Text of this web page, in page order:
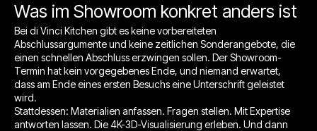
Was im Showroom konkret anders ist
Bei di Vinci Kitchen gibt es keine vorbereiteten
Abschlussargumente und keine zeitlichen Sonderangebote, die
einen schnellen Abschluss erzwingen sollen. Der Showroom-
Termin hat kein vorgegebenes Ende, und niemand erwartet,
dass am Ende eines ersten Besuchs eine Unterschrift geleistet
wird.
Stattdessen: Materialien anfassen. Fragen stellen. Mit Expertise
antworten lassen. Die 4K-3D-Visualisierung erleben. Und dann